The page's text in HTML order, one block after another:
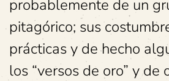
probablemente de un
pitagórico; sus
prácticas y de hecho
los “versos de oro” y de